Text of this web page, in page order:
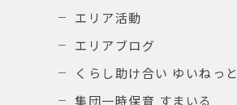
エリア活動
エリアブログ
くらし助け合い ゆいねっと
集団一時保育 すまいる